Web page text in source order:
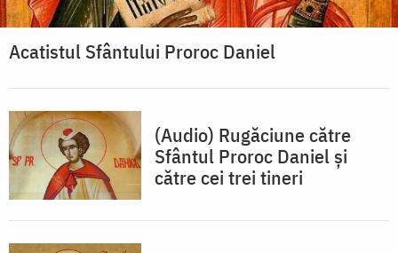
Acatistul Sfântului Proroc Daniel
(Audio) Rugăciune către
Sfântul Proroc Daniel şi
către cei trei tineri